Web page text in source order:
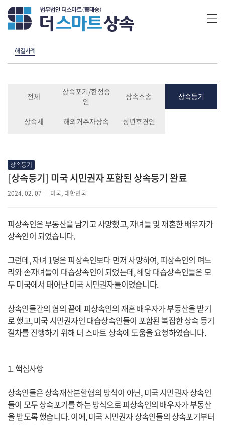
해결사례
전체
상속포기/한정승
인
상속소송 상속등기
상속세 해외거주자상속 성년후견인
상속등기
[상속등기] 미국 시민권자 포함된 상속등기 완료
2024. 02. 07 미국, 대한민국
피상속인은 부동산을 남기고 사망했고, 자녀들 및 재혼한 배우자가
상속인이 되었습니다.
그런데, 자녀 1명은 피상속인보다 먼저 사망하여, 피상속인의 며느
리와 손자녀들이 대습상속인이 되었는데, 해당 대습상속인들은 모
두 미국에서 태어난 미국 시민권자들이었습니다.
상속인들간의 협의 끝에 피상속인의 재혼 배우자가 부동산을 받기
로 했고, 미국 시민권자인 대습상속인들이 포함된 복잡한 상속 등기
절차를 진행하기 위해 더 스마트 상속에 도움을 요청하였습니다.
1. 핵심사항
상속인들은 상속재산분할협의 방식이 아닌, 미국 시민권자 상속인
들이 모두 상속포기를 하는 방식으로 피상속인의 배우자가 부동산
을 받도록 했습니다. 이에, 미국 시민권자 상속인들의 상속포기부터